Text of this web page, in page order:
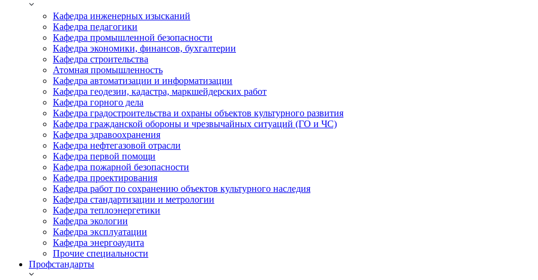
Кафедра инженерных изысканий
Кафедра педагогики
Кафедра промышленной безопасности
Кафедра экономики, финансов, бухгалтерии
Кафедра строительства
Атомная промышленность
Кафедра автоматизации и информатизации
Кафедра геодезии, кадастра, маркшейдерских работ
Кафедра горного дела
Кафедра градостроительства и охраны объектов культурного развития
Кафедра гражданской обороны и чрезвычайных ситуаций (ГО и ЧС)
Кафедра здравоохранения
Кафедра нефтегазовой отрасли
Кафедра первой помощи
Кафедра пожарной безопасности
Кафедра проектирования
Кафедра работ по сохранению объектов культурного наследия
Кафедра стандартизации и метрологии
Кафедра теплоэнергетики
Кафедра экологии
Кафедра эксплуатации
Кафедра энергоаудита
Прочие специальности
Профстандарты